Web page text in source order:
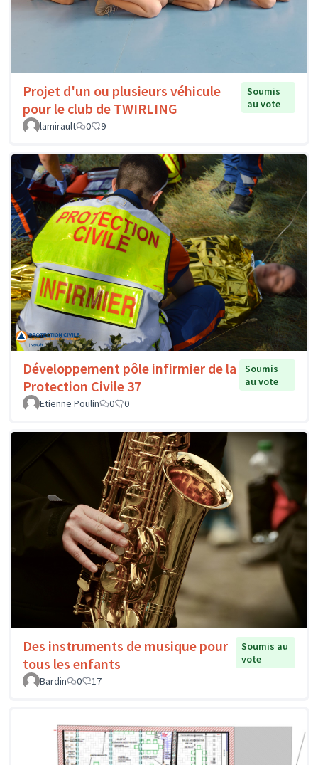
Projet d'un ou plusieurs véhicule
pour le club de TWIRLING
Soumis
au vote
lamirault
0 9
Développement pôle infirmier de la
Protection Civile 37
Soumis
au vote
Etienne Poulin
0 0
Des instruments de musique pour
tous les enfants
Soumis au
vote
Bardin
0 17